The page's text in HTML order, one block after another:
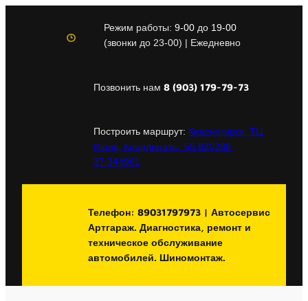
содержимому
Режим работы: 9-00до 19-00
(звонки до 23-00) | Ежедневно
Позвонить нам 8 (903) 179-79-73
Построить маршрут: Красногорск, ТЦ
Июнь, Координаты: 55.820288,
37.344961
Телефон: 89031797973 | Автосервис
Артгараж. Диагностика, ремонт и
техническое обслуживание
автомобилей. Шиномонтаж.